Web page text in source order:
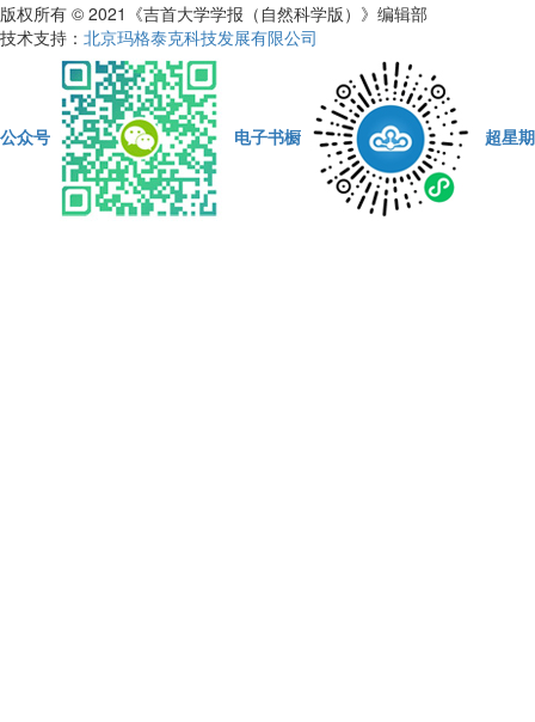
版权所有 © 2021《吉首大学学报（自然科学版）》编辑部
技术支持： 北京玛格泰克科技发展有限公司
公众号 电子书橱 超星